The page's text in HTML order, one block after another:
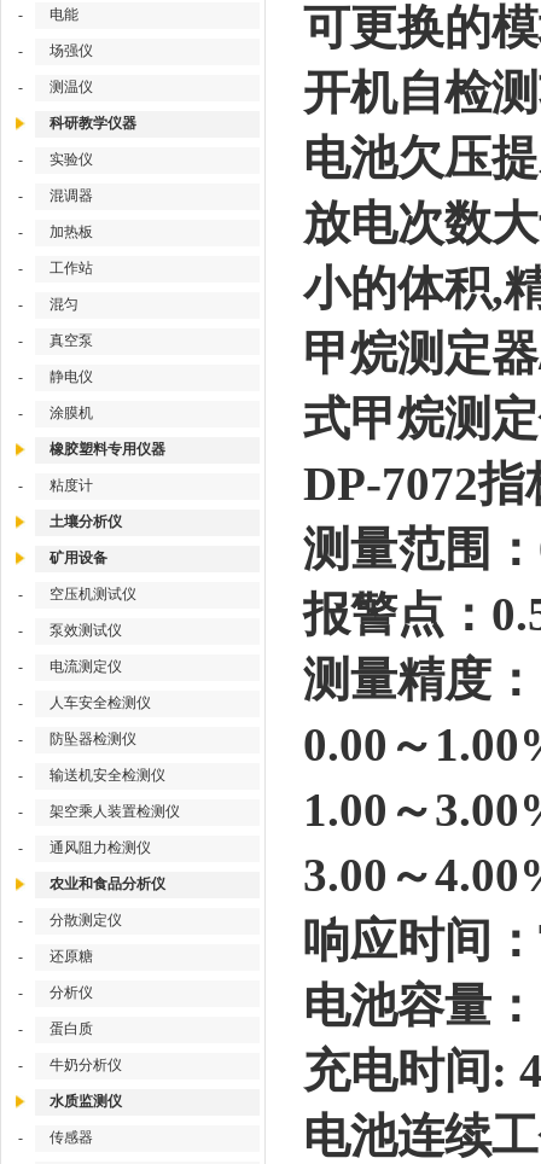
- 电能
- 场强仪
- 测温仪
科研教学仪器
- 实验仪
- 混调器
- 加热板
- 工作站
- 混匀
- 真空泵
- 静电仪
- 涂膜机
橡胶塑料专用仪器
- 粘度计
土壤分析仪
矿用设备
- 空压机测试仪
- 泵效测试仪
- 电流测定仪
- 人车安全检测仪
- 防坠器检测仪
- 输送机安全检测仪
- 架空乘人装置检测仪
- 通风阻力检测仪
农业和食品分析仪
- 分散测定仪
- 还原糖
- 分析仪
- 蛋白质
- 牛奶分析仪
水质监测仪
- 传感器
可更换的
开机自检
电池欠压
放电次数
小的体积,
甲烷测定
式甲烷测
DP-7072指
测量范围
报警点：
测量精度：
0.00～
1.00～
3.00～
响应时间
电池容量
充电时间:
电池连续